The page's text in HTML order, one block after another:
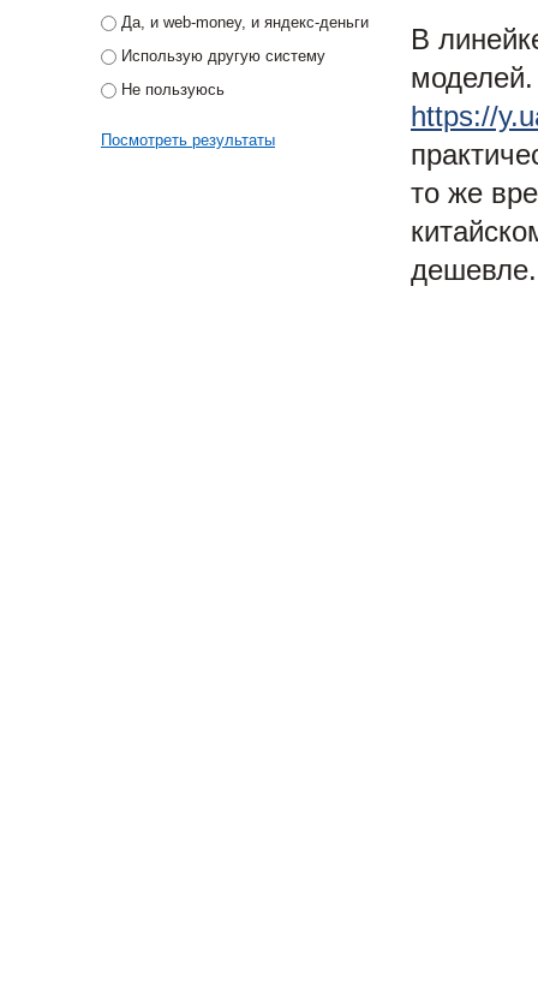
Да, и web-money, и яндекс-деньги
Использую другую систему
Не пользуюсь
Посмотреть результаты
В
https://
то же
дешевле.